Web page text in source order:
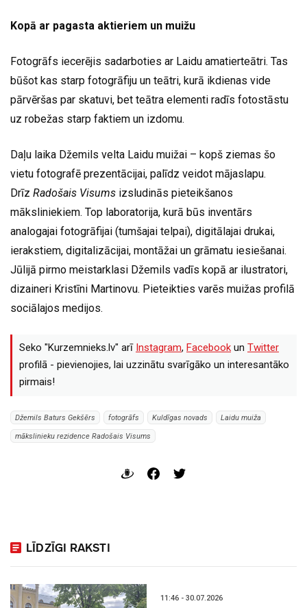
Kopā ar pagasta aktieriem un muižu
Fotogrāfs iecerējis sadarboties ar Laidu amatierteātri. Tas
būšot kas starp fotogrāfiju un teātri, kurā ikdienas vide
pārvēršas par skatuvi, bet teātra elementi radīs fotostāstu
uz robežas starp faktiem un izdomu.
Daļu laika Džemils velta Laidu muižai – kopš ziemas šo
vietu fotografē prezentācijai, palīdz veidot mājaslapu.
Drīz Radošais Visums izsludinās pieteikšanos
māksliniekiem. Top laboratorija, kurā būs inventārs
analogajai fotogrāfijai (tumšajai telpai), digitālajai drukai,
ierakstiem, digitalizācijai, montāžai un grāmatu iesiešanai.
Jūlijā pirmo meistarklasi Džemils vadīs kopā ar ilustratori,
dizaineri Kristīni Martinovu. Pieteikties varēs muižas profilā
sociālajos medijos.
Seko "Kurzemnieks.lv" arī Instagram, Facebook un Twitter
profilā - pievienojies, lai uzzinātu svarīgāko un interesantāko
pirmais!
Džemils Baturs Gekšērs fotogrāfs Kuldīgas novads Laidu muiža
mākslinieku rezidence Radošais Visums
LĪDZĪGI RAKSTI
11:46 - 30.07.2026